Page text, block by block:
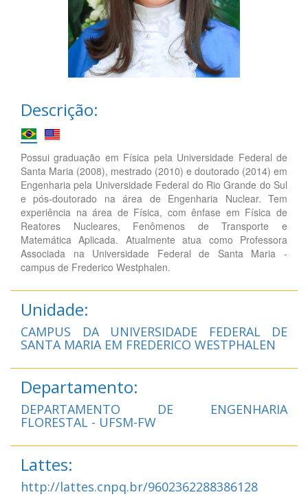
Descrição:
Possui graduação em Física pela Universidade Federal de
Santa Maria (2008), mestrado (2010) e doutorado (2014) em
Engenharia pela Universidade Federal do Rio Grande do Sul
e pós-doutorado na área de Engenharia Nuclear. Tem
experiência na área de Física, com ênfase em Física de
Reatores Nucleares, Fenômenos de Transporte e
Matemática Aplicada. Atualmente atua como Professora
Associada na Universidade Federal de Santa Maria -
campus de Frederico Westphalen.
Unidade:
CAMPUS DA UNIVERSIDADE FEDERAL DE
SANTA MARIA EM FREDERICO WESTPHALEN
Departamento:
DEPARTAMENTO DE ENGENHARIA
FLORESTAL - UFSM-FW
Lattes:
http://lattes.cnpq.br/9602362288386128